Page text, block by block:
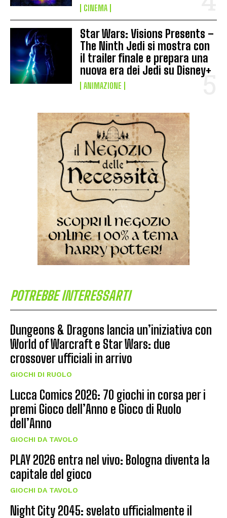
CINEMA
Star Wars: Visions Presents –
The Ninth Jedi si mostra con
il trailer finale e prepara una
nuova era dei Jedi su Disney+
ANIMAZIONE
POTREBBE INTERESSARTI
Dungeons & Dragons lancia un’iniziativa con
World of Warcraft e Star Wars: due
crossover ufficiali in arrivo
GIOCHI DI RUOLO
Lucca Comics 2026: 70 giochi in corsa per i
premi Gioco dell’Anno e Gioco di Ruolo
dell’Anno
GIOCHI DA TAVOLO
PLAY 2026 entra nel vivo: Bologna diventa la
capitale del gioco
GIOCHI DA TAVOLO
Night City 2045: svelato ufficialmente il